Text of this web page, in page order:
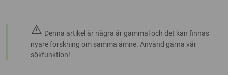
warning Denna artikel är några år gammal och det kan finnas
nyare forskning om samma ämne. Använd gärna vår
sökfunktion!